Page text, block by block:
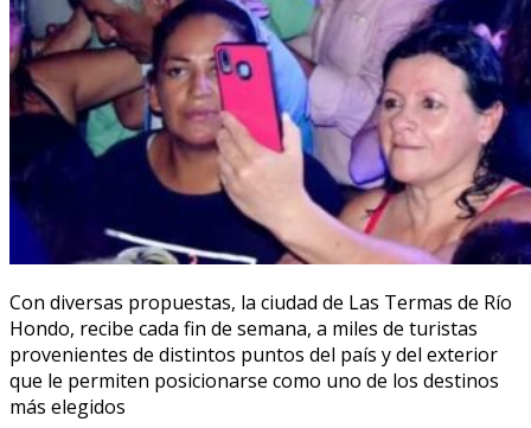
Con diversas propuestas, la ciudad de Las Termas de Río
Hondo, recibe cada fin de semana, a miles de turistas
provenientes de distintos puntos del país y del exterior
que le permiten posicionarse como uno de los destinos
más elegidos